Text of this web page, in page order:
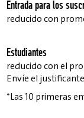
Entrada para los
reducido con
Estudiantes
reducido con el
Envíe el
*Las 10 primeras